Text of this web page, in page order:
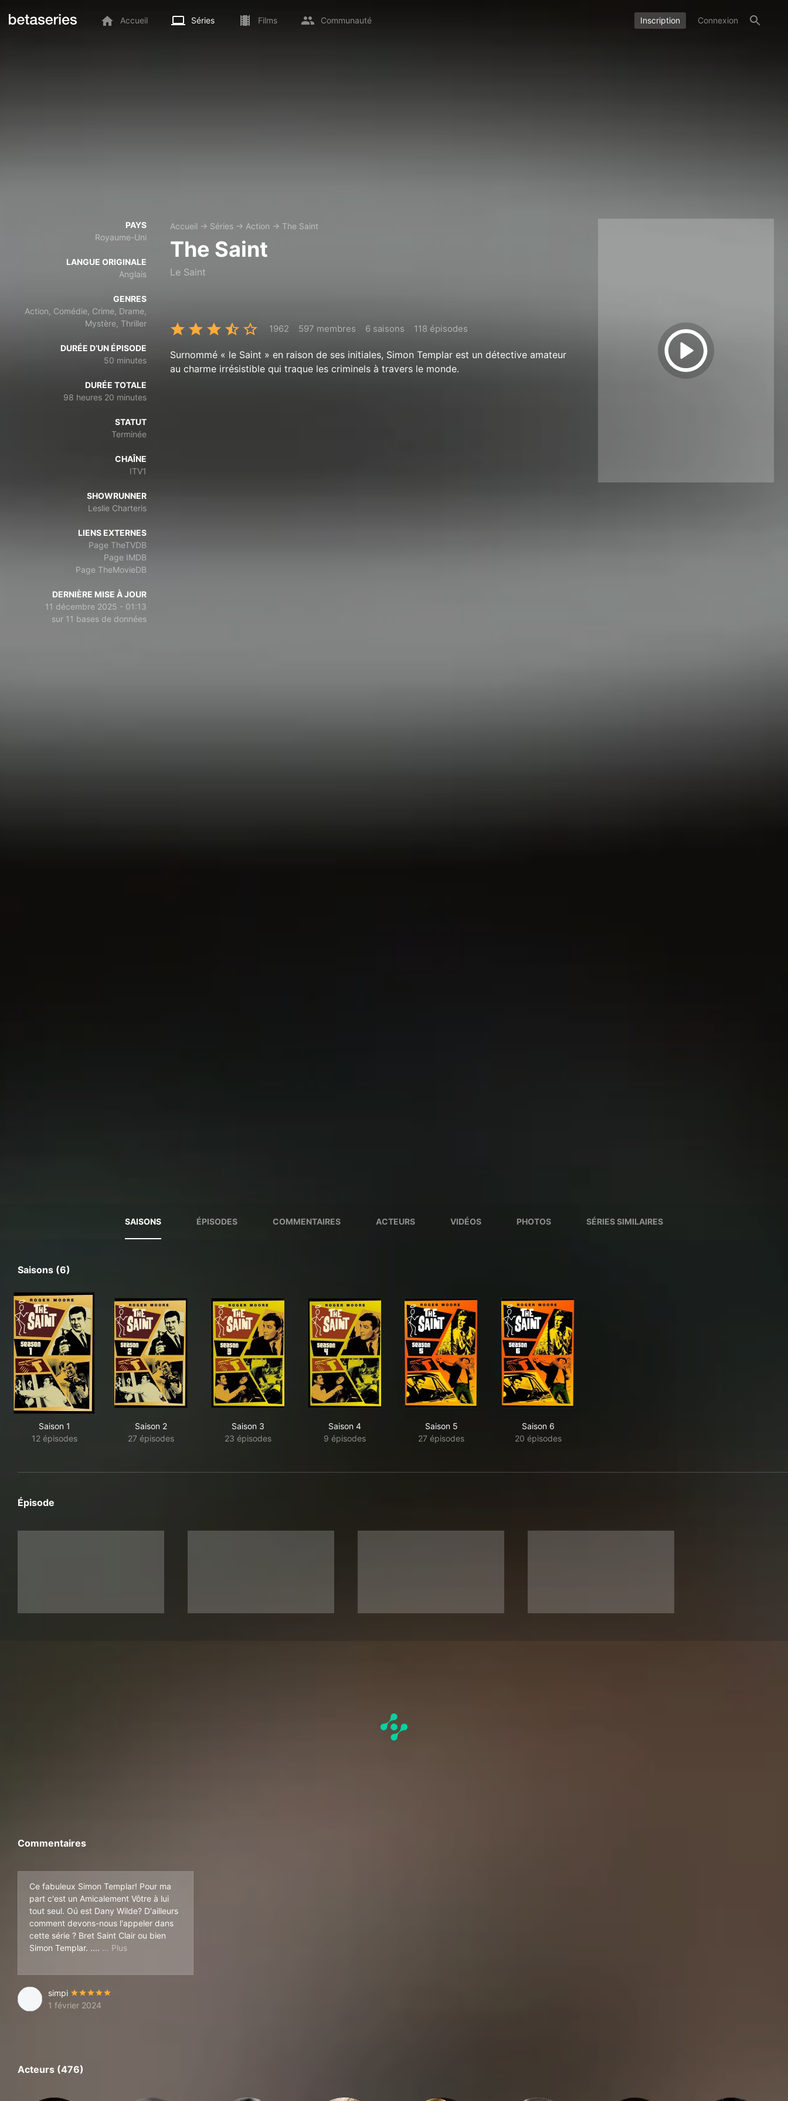
Accueil Séries Films Communauté Inscription Connexion
PAYS
Royaume-Uni
LANGUE ORIGINALE
Anglais
GENRES
Action, Comédie, Crime, Drame,
Mystère, Thriller
DURÉE D’UN ÉPISODE
50 minutes
DURÉE TOTALE
98 heures 20 minutes
STATUT
Terminée
CHAÎNE
ITV1
SHOWRUNNER
Leslie Charteris
LIENS EXTERNES
Page TheTVDB
Page IMDB
Page TheMovieDB
DERNIÈRE MISE À JOUR
11 décembre 2025 - 01:13
sur 11 bases de données
Accueil → Séries → Action → The Saint
The Saint
Le Saint
1962 597 membres 6 saisons 118 épisodes
Surnommé « le Saint » en raison de ses initiales, Simon Templar est un détective amateur
au charme irrésistible qui traque les criminels à travers le monde.
SAISONS ÉPISODES COMMENTAIRES ACTEURS VIDÉOS PHOTOS SÉRIES SIMILAIRES
Saisons (6)
Saison 1
12 épisodes
Saison 2
27 épisodes
Saison 3
23 épisodes
Saison 4
9 épisodes
Saison 5
27 épisodes
Saison 6
20 épisodes
Épisode
Commentaires
Ce fabuleux Simon Templar! Pour ma
part c'est un Amicalement Vôtre à lui
tout seul. Oú est Dany Wilde? D'ailleurs
comment devons-nous l'appeler dans
cette série ? Bret Saint Clair ou bien
Simon Templar. ....
Ahaha . Une chose est certaine en tout cas, magnifique série !
simpi
1 février 2024
Acteurs (476)